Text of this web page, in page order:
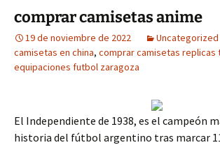
comprar camisetas anime
19 de noviembre de 2022 Uncategorized
camisetas en china, comprar camisetas replicas
equipaciones futbol zaragoza
El Independiente de 1938, es el campeón
historia del fútbol argentino tras marcar